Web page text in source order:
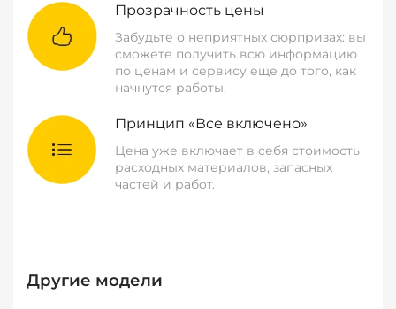
Прозрачность цены
Забудьте о неприятных сюрпризах: вы
сможете получить всю информацию
по ценам и сервису еще до того, как
начнутся работы.
Принцип «Все включено»
Цена уже включает в себя стоимость
расходных материалов, запасных
частей и работ.
Другие модели